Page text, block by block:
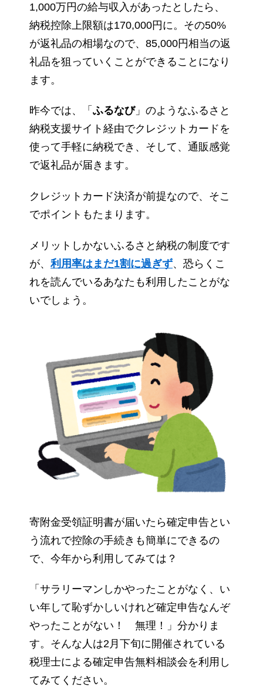
1,000万円の給与収入があったとしたら、
納税控除上限額は170,000円に。その50%
が返礼品の相場なので、85,000円相当の返
礼品を狙っていくことができることになり
ます。
昨今では、「 ふるなび」のようなふるさと
納税支援サイト経由でクレジットカードを
使って手軽に納税でき、そして、通販感覚
で返礼品が届きます。
クレジットカード決済が前提なので、そこ
でポイントもたまります。
メリットしかないふるさと納税の制度です
が、利用率はまだ1割に過ぎず、恐らくこ
れを読んでいるあなたも利用したことがな
いでしょう。
寄附金受領証明書が届いたら確定申告とい
う流れで控除の手続きも簡単にできるの
で、今年から利用してみては？
「サラリーマンしかやったことがなく、い
い年して恥ずかしいけれど確定申告なんぞ
やったことがない！ 無理！」分かりま
す。そんな人は2月下旬に開催されている
税理士による確定申告無料相談会を利用し
てみてください。